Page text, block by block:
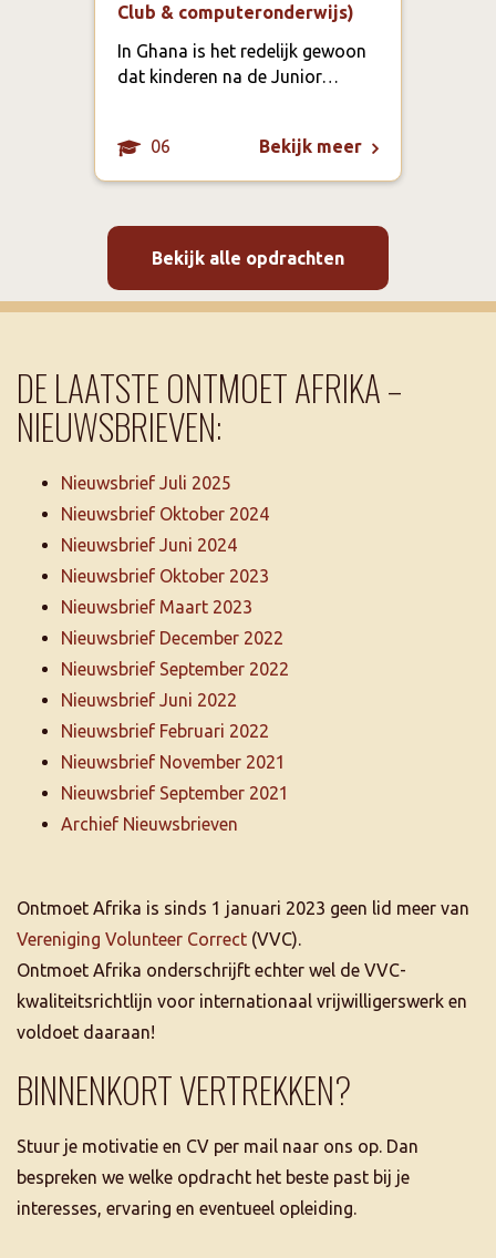
Club & computeronderwijs)
In Ghana is het redelijk gewoon
dat kinderen na de Junior…
06 Bekijk meer
Bekijk alle opdrachten
DE LAATSTE ONTMOET AFRIKA –
NIEUWSBRIEVEN:
Nieuwsbrief Juli 2025
Nieuwsbrief Oktober 2024
Nieuwsbrief Juni 2024
Nieuwsbrief Oktober 2023
Nieuwsbrief Maart 2023
Nieuwsbrief December 2022
Nieuwsbrief September 2022
Nieuwsbrief Juni 2022
Nieuwsbrief Februari 2022
Nieuwsbrief November 2021
Nieuwsbrief September 2021
Archief Nieuwsbrieven
Ontmoet Afrika is sinds 1 januari 2023 geen lid meer van
Vereniging Volunteer Correct (VVC).
Ontmoet Afrika onderschrijft echter wel de VVC-
kwaliteitsrichtlijn voor internationaal vrijwilligerswerk en
voldoet daaraan!
BINNENKORT VERTREKKEN?
Stuur je motivatie en CV per mail naar ons op. Dan
bespreken we welke opdracht het beste past bij je
interesses, ervaring en eventueel opleiding.